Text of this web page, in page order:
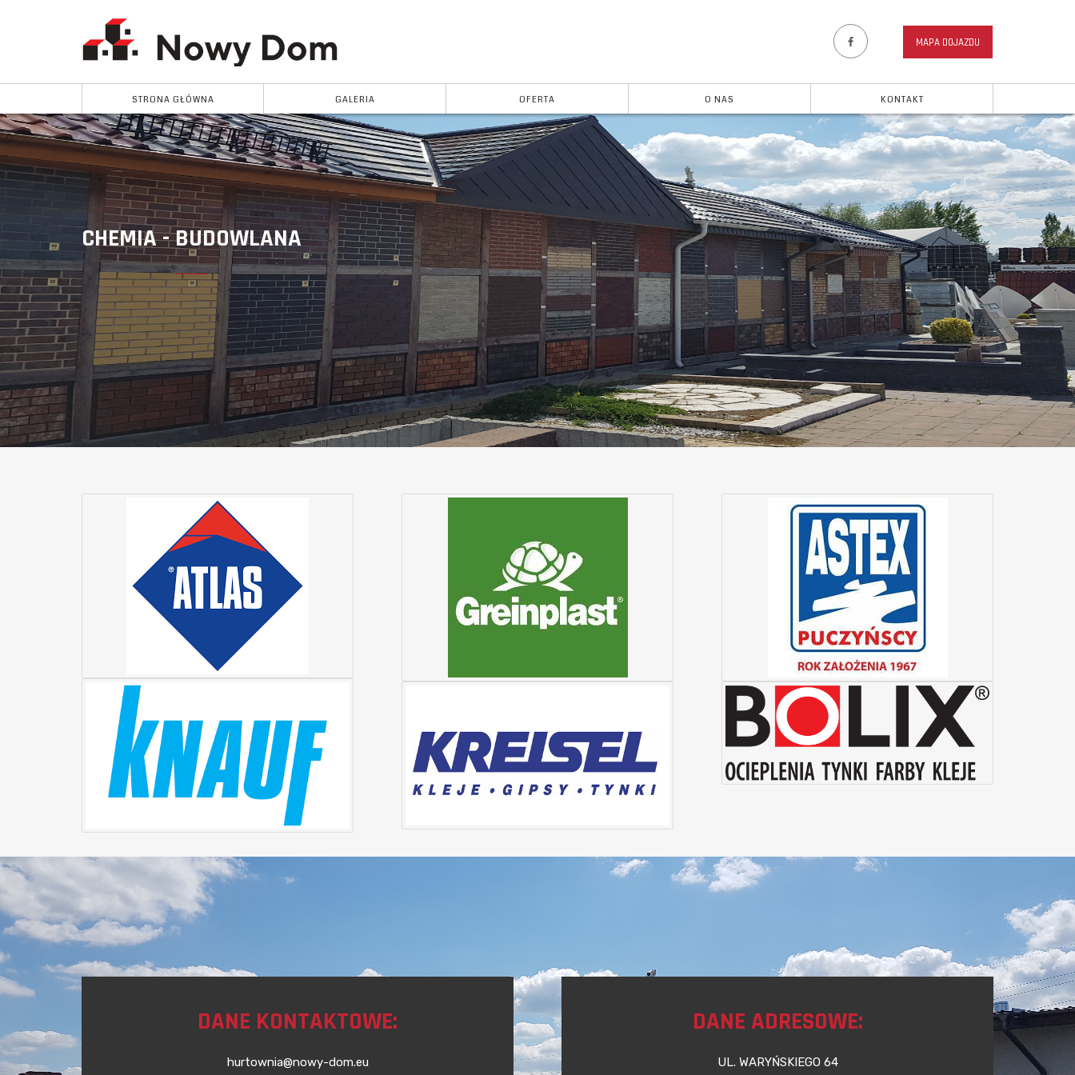
STRONA GŁÓWNA GALERIA OFERTA O NAS KONTAKT
MAPA DOJAZDU
CHEMIA - BUDOWLANA
DANE KONTAKTOWE:
hurtownia@nowy-dom.eu
DANE ADRESOWE:
UL. WARYŃSKIEGO 64